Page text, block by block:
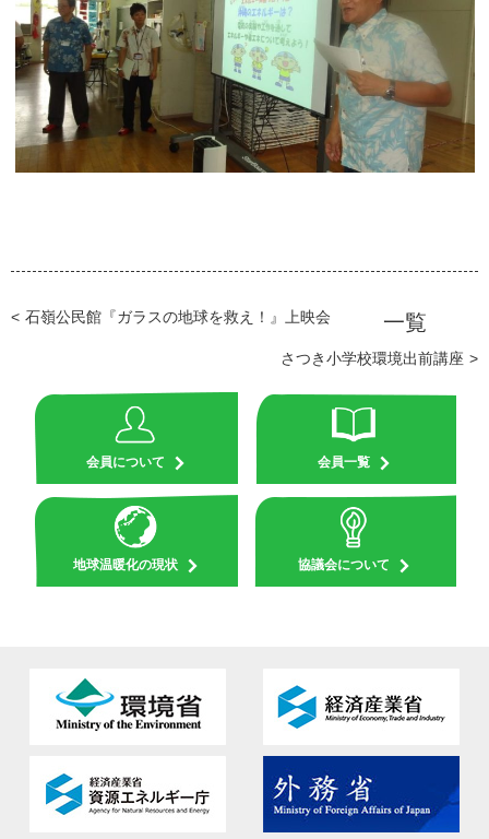
石嶺公民館『ガラスの地球を救え！』上映会 一覧
さつき小学校環境出前講座
会員について 会員一覧
地球温暖化の現状 協議会について